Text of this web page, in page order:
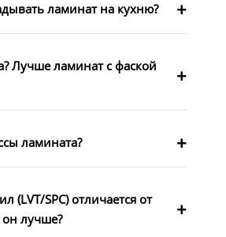
ламинат на кухню?
Лучше ламинат с фаской
ламината?
(LVT/SPC) отличается от
лучше?